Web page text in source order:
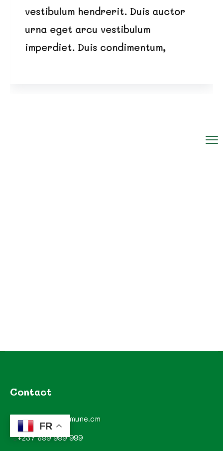
vestibulum hendrerit. Duis auctor
urna eget arcu vestibulum
imperdiet. Duis condimentum,
Contact
contact@commune.cm
+237 699 999 999
FR